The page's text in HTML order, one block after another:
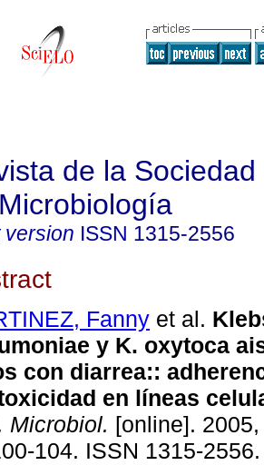
de la
version ISSN 1315-2556
Fanny et al.
y K. oxytoca
con diarrea::
en líneas
Microbiol. [online].
104. ISSN 1315-2556.